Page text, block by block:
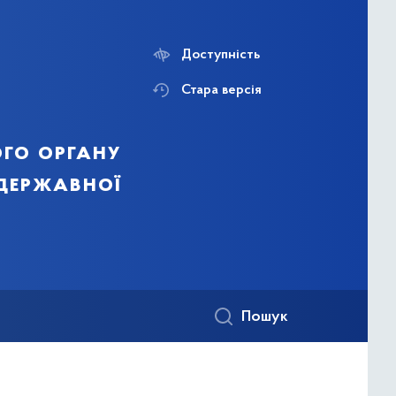
органу
Доступність
Стара версія
Пошук